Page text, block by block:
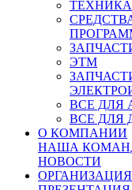
ЭТМ
ВСЕ ДЛЯ
ВСЕ ДЛЯ
О КОМПАНИИ
НАША
НОВОСТИ